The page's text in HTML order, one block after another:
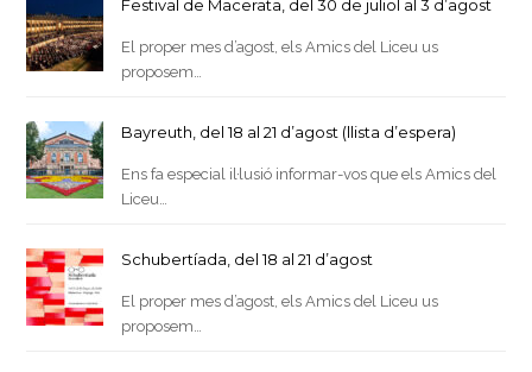
Festival de Macerata, del 30 de juliol al 3 d’agost
El proper mes d’agost, els Amics del Liceu us
proposem…
Bayreuth, del 18 al 21 d’agost (llista d’espera)
Ens fa especial il·lusió informar-vos que els Amics del
Liceu…
Schubertíada, del 18 al 21 d’agost
El proper mes d’agost, els Amics del Liceu us
proposem…